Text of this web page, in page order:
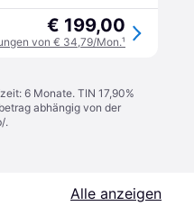
€ 199,00
von € 34,79/Mon.¹
6 Monate. TIN 17,90%
abhängig von der
.
Alle anzeigen